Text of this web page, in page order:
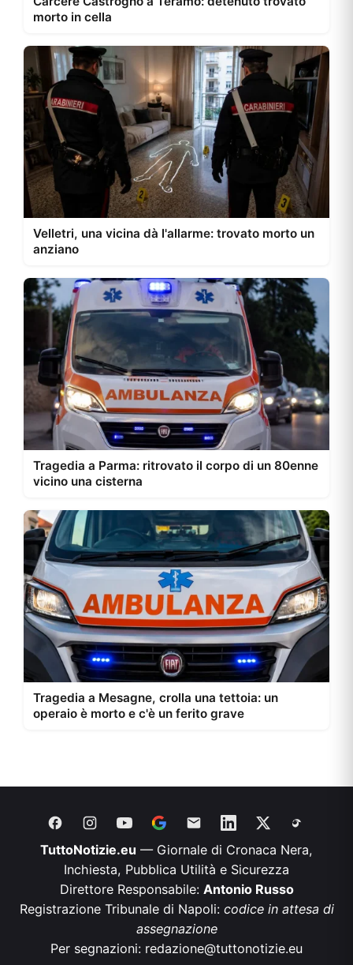
morto in cella
Velletri, una vicina dà l'allarme: trovato morto un
anziano
Tragedia a Parma: ritrovato il corpo di un 80enne
vicino una cisterna
Tragedia a Mesagne, crolla una tettoia: un
operaio è morto e c'è un ferito grave
TuttoNotizie.eu — Giornale di Cronaca Nera,
Inchiesta, Pubblica Utilità e Sicurezza
Direttore Responsabile: Antonio Russo
Registrazione Tribunale di Napoli: codice in attesa di
assegnazione
Per segnazioni: redazione@tuttonotizie.eu